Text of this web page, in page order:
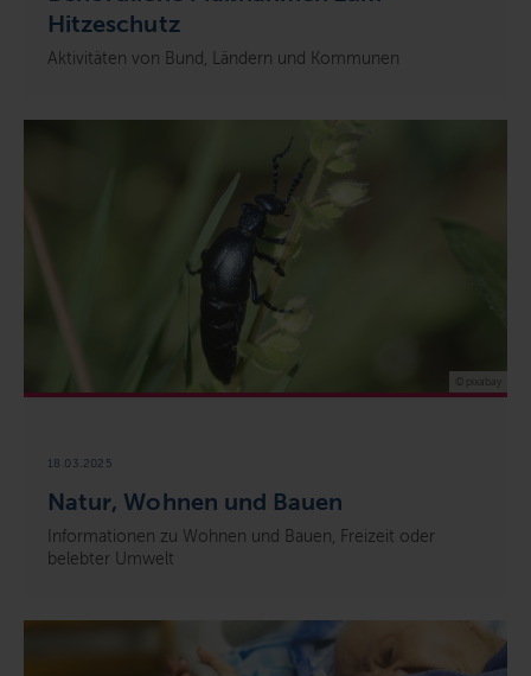
Hitzeschutz
Aktivitäten von Bund, Ländern und Kommunen
Natur, Wohnen und Bauen
18.03.2025
Informationen zu Wohnen und Bauen, Freizeit oder
belebter Umwelt
© pixabay